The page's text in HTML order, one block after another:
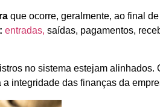
que ocorre, geralmente, ao final
entradas, saídas, pagamentos,
no sistema estejam
integridade das finanças da